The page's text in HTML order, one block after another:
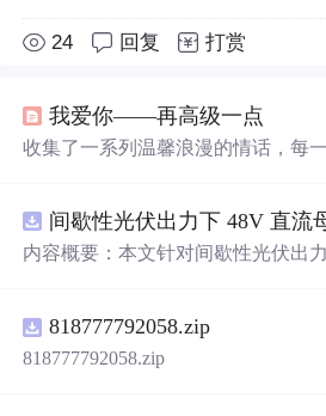
24 回复 打赏
我爱你——再高级一点
收集了一系列温馨浪漫的情话，每
内容概要：本文针对间歇性光伏出
含光伏阵列、Boost型DC-DC变换器
与锂离子电池储能系统的完整拓扑
818777792058.zip
818777792058.zip